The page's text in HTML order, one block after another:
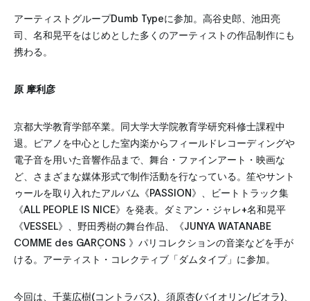
アーティストグループDumb Typeに参加。高谷史郎、池田亮
司、名和晃平をはじめとした多くのアーティストの作品制作にも
携わる。
原 摩利彦
京都大学教育学部卒業。同大学大学院教育学研究科修士課程中
退。ピアノを中心とした室内楽からフィールドレコーディングや
電子音を用いた音響作品まで、舞台・ファインアート・映画な
ど、さまざまな媒体形式で制作活動を行なっている。笙やサント
ゥールを取り入れたアルバム《PASSION》、ビートトラック集
《ALL PEOPLE IS NICE》を発表。ダミアン・ジャレ+名和晃平
《VESSEL》、野田秀樹の舞台作品、《JUNYA WATANABE
COMME des GARÇONS 》パリコレクションの音楽などを手が
ける。アーティスト・コレクティブ「ダムタイプ」に参加。
今回は、千葉広樹(コントラバス)、須原杏(バイオリン/ビオラ)、